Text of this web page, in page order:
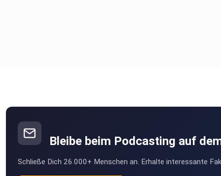
Bleibe beim Podcasting auf
Schließe Dich 26.000+ Menschen an. Erhalte interessante